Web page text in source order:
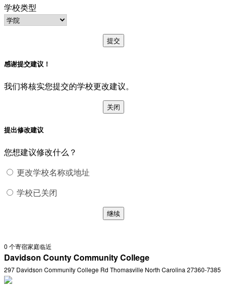
学校类型
提交
感谢提交建议！
我们将核实您提交的学校更改建议。
关闭
提出修改建议
您想建议修改什么？
更改学校名称或地址
学校已关闭
继续
0 个寄宿家庭临近
Davidson County Community College
297 Davidson Community College Rd Thomasville North Carolina 27360-7385